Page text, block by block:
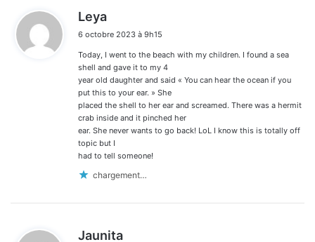
Leya
t
:
6 octobre 2023 à 9h15
Today, I went to the beach with my children. I found a sea
shell and gave it to my 4
year old daughter and said « You can hear the ocean if you
put this to your ear. » She
placed the shell to her ear and screamed. There was a hermit
crab inside and it pinched her
ear. She never wants to go back! LoL I know this is totally off
topic but I
had to tell someone!
chargement…
Jaunita